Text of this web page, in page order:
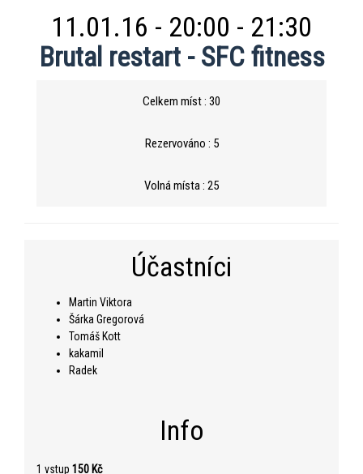
11.01.16 - 20:00 - 21:30
Brutal restart - SFC fitness
Celkem míst : 30
Rezervováno : 5
Volná místa : 25
Účastníci
Martin Viktora
Šárka Gregorová
Tomáš Kott
kakamil
Radek
Info
1 vstup 150 Kč